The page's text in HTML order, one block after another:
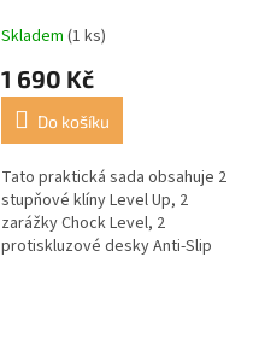
Skladem (1 ks)
1 690 Kč
Do košíku
Tato praktická sada obsahuje 2
stupňové klíny Level Up, 2
zarážky Chock Level, 2
protiskluzové desky Anti-Slip